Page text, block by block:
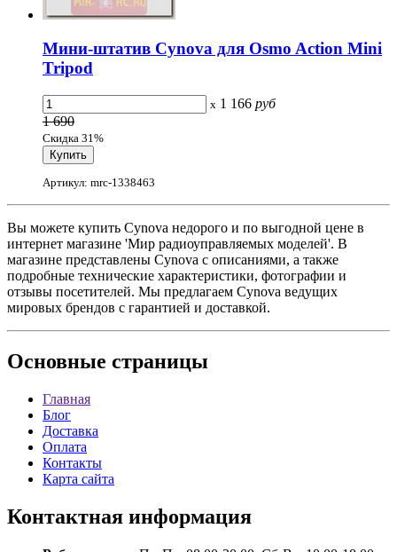
Мини-штатив Cynova для Osmo Action Mini
Tripod
x 1 166 руб
1 690
Скидка 31%
Артикул: mrc-1338463
Вы можете купить Cynova недорого и по выгодной цене в
интернет магазине 'Мир радиоуправляемых моделей'. В
магазине представлены Cynova с описаниями, а также
подробные технические характеристики, фотографии и
отзывы посетителей. Мы предлагаем Cynova ведущих
мировых брендов с гарантией и доставкой.
Основные страницы
Главная
Блог
Доставка
Оплата
Контакты
Карта сайта
Контактная информация